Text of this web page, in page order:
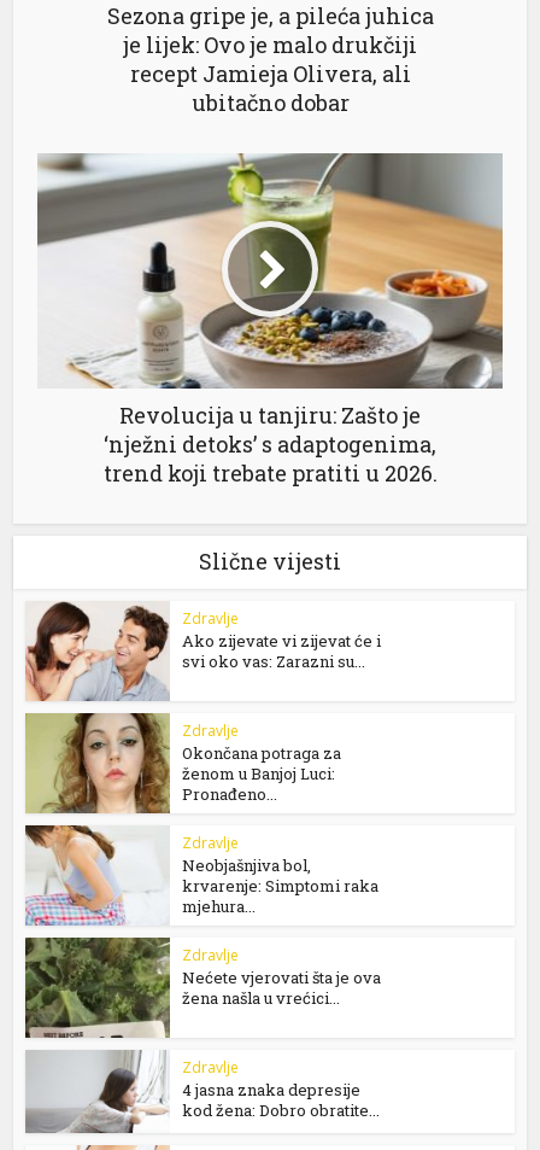
Sezona gripe je, a pileća juhica
je lijek: Ovo je malo drukčiji
recept Jamieja Olivera, ali
ubitačno dobar
Revolucija u tanjiru: Zašto je
‘nježni detoks’ s adaptogenima,
trend koji trebate pratiti u 2026.
Slične vijesti
Zdravlje
Ako zijevate vi zijevat će i
svi oko vas: Zarazni su...
Zdravlje
Okončana potraga za
ženom u Banjoj Luci:
Pronađeno...
Zdravlje
Neobjašnjiva bol,
krvarenje: Simptomi raka
mjehura...
Zdravlje
Nećete vjerovati šta je ova
žena našla u vrećici...
Zdravlje
4 jasna znaka depresije
kod žena: Dobro obratite...